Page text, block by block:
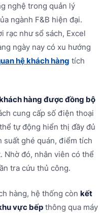
nghệ trong quản lý
ngành F&B hiện đại.
rạc như sổ sách, Excel
ngày nay có xu hướng
hệ khách hàng tích
hàng được đồng bộ
cung cấp số điện thoại
tự động hiển thị đầy đủ
suất ghé quán, điểm tích
Nhờ đó, nhân viên có thể
tra cứu thủ công.
hàng, hệ thống còn kết
vực bếp thông qua máy